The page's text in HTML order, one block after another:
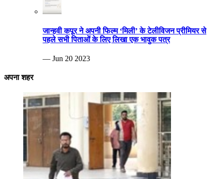
जान्हवी कपूर ने अपनी फिल्म ‘मिली’ के टेलीविजन प्रीमियर से
पहले सभी पिताओं के लिए लिखा एक भावुक पत्र
— Jun 20 2023
अपना शहर